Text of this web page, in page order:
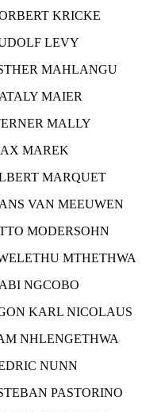
KRICKE
LEVY
MAHLANGU
MAIER
MALLY
MAREK
MARQUET
VAN MEEUWEN
MODERSOHN
MTHETHWA
NGCOBO
KARL NICOLAUS
NHLENGETHWA
NUNN
PASTORINO